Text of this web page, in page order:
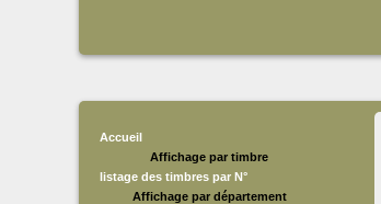
Accueil
Affichage par timbre
listage des timbres par N°
Affichage par département